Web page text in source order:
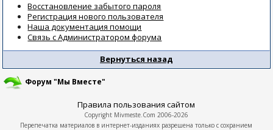
Восстановление забытого пароля
Регистрация нового пользователя
Наша документация помощи
Связь с Администратором форума
Вернуться назад
Форум "Мы Вместе"
Правила пользования сайтом
Copyright Mivmeste.Com 2006-2026
Перепечатка материалов в интернет-изданиях разрешена только с сохранием